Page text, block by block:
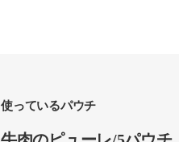
使っているパウチ